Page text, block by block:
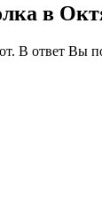
в
В ответ Вы